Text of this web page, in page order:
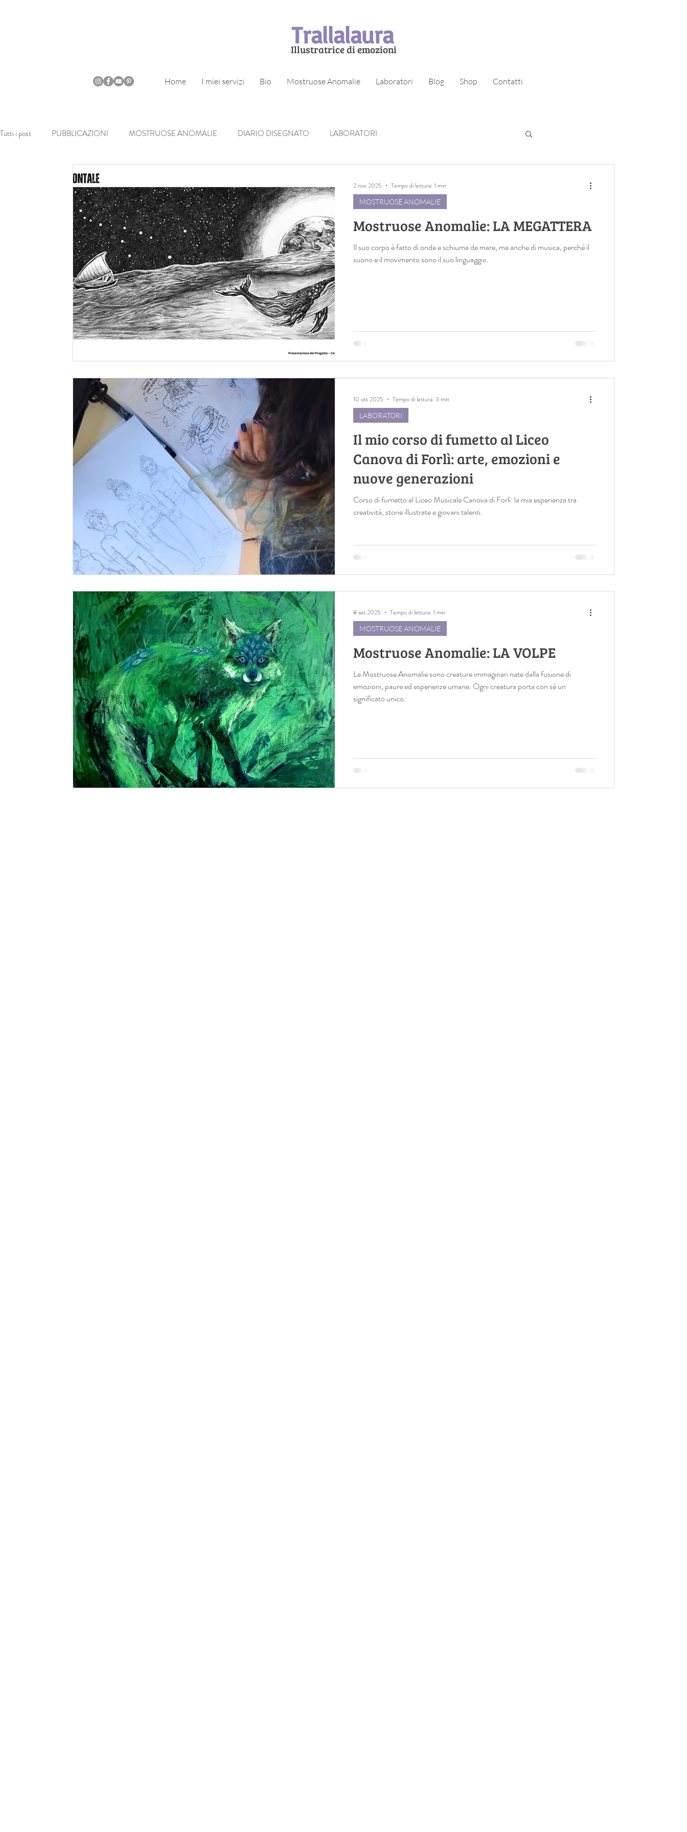
Trallalaura
Illustratrice di emozioni
Home I miei servizi Bio Mostruose Anomalie Laboratori Blog Shop Contatti
Tutti i post PUBBLICAZIONI MOSTRUOSE ANOMALIE DIARIO DISEGNATO LABORATORI
Mostruose Anomalie: LA MEGATTERA
Il suo corpo è fatto di onde e schiuma de mare, ma anche di musica, perché il
suono e il movimento sono il suo linguaggio.
MOSTRUOSE ANOMALIE
2 nov 2025 Tempo di lettura: 1 min
Il mio corso di fumetto al Liceo
Canova di Forlì: arte, emozioni e
nuove generazioni
Corso di fumetto al Liceo Musicale Canova di Forlì: la mia esperienza tra
creatività, storie illustrate e giovani talenti.
LABORATORI
10 ott 2025 Tempo di lettura: 3 min
Mostruose Anomalie: LA VOLPE
Le Mostruose Anomalie sono creature immaginari nate dalla fusione di
emozioni, paure ed esperienze umane. Ogni creatura porta con sé un
significato unico.
MOSTRUOSE ANOMALIE
8 set 2025 Tempo di lettura: 1 min